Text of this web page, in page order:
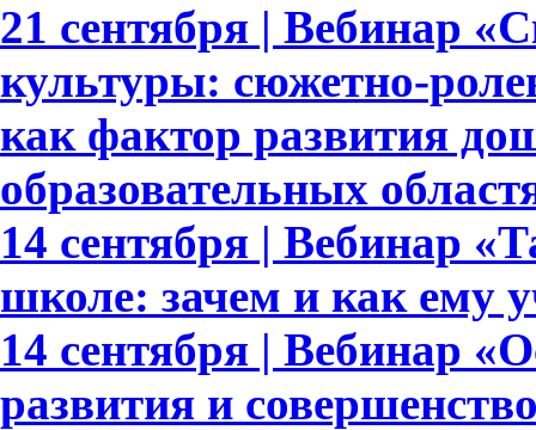
21 сентября | Вебинар
культуры: сюжетно-
как фактор развития
образовательных
14 сентября | Вебинар
школе: зачем и как ему
14 сентября | Вебинар
развития и